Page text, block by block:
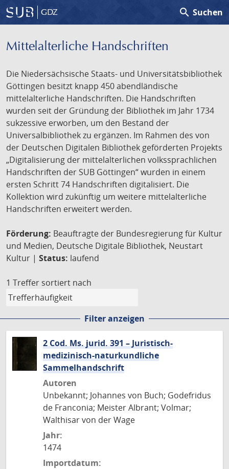
GDZ search Suchen
Mittelalterliche Handschriften
Die Niedersächsische Staats- und Universitätsbibliothek
Göttingen besitzt knapp 450 abendländische
mittelalterliche Handschriften. Die Handschriften
wurden seit der Gründung der Bibliothek im Jahr 1734
sukzessive erworben, um den Bestand der
Universalbibliothek zu ergänzen. Im Rahmen des von
der Deutschen Digitalen Bibliothek geförderten Projekts
„Digitalisierung der mittelalterlichen volkssprachlichen
Handschriften der SUB Göttingen“ wurden in einem
ersten Schritt 74 Handschriften digitalisiert. Die
Kollektion wird zukünftig um weitere mittelalterliche
Handschriften erweitert werden.
Förderung: Beauftragte der Bundesregierung für Kultur
und Medien, Deutsche Digitale Bibliothek, Neustart
Kultur | Status: laufend
1 Treffer sortiert nach
Filter anzeigen
2 Cod. Ms. jurid. 391 – Juristisch-
medizinisch-naturkundliche
Sammelhandschrift
Autoren
Unbekannt; Johannes von Buch; Godefridus
de Franconia; Meister Albrant; Volmar;
Walthisar von der Wage
Jahr:
1474
Importdatum: